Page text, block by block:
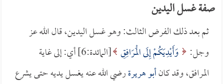
صفة غسل اليدين
ثم بعد ذلك الفرض الثالث: وهو غسل اليدين، قال الله عز
وجل:
وَأَيْدِيَكُمْ إِلَى الْمَرَافِقِ
[المائدة:6] أي: إلى غاية
المرافق، وقد كانأبو هريرةرضي الله عنه يغسل يديه حتى يشرع